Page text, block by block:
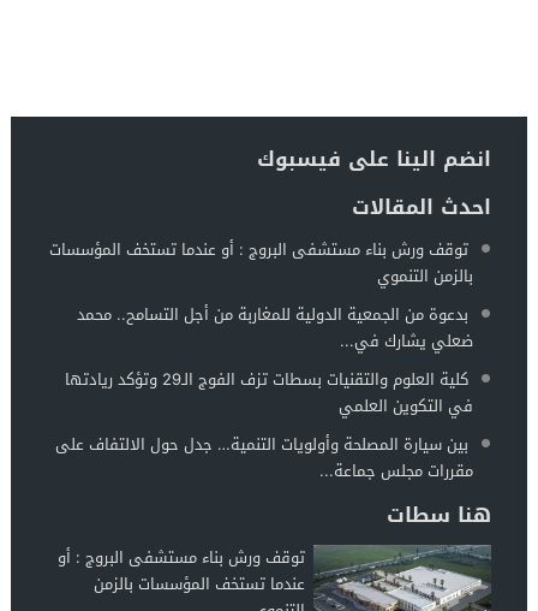
انضم الينا على فيسبوك
احدث المقالات
توقف ورش بناء مستشفى البروج : أو عندما تستخف المؤسسات
بالزمن التنموي
بدعوة من الجمعية الدولية للمغاربة من أجل التسامح.. محمد
ضعلي يشارك في...
كلية العلوم والتقنيات بسطات تزف الفوج الـ29 وتؤكد ريادتها
في التكوين العلمي
بين سيارة المصلحة وأولويات التنمية… جدل حول الالتفاف على
مقررات مجلس جماعة...
هنا سطات
توقف ورش بناء مستشفى البروج : أو
عندما تستخف المؤسسات بالزمن